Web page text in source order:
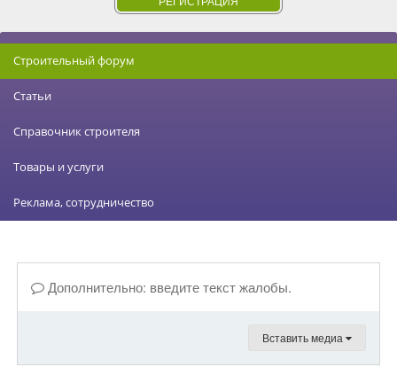
Строительный форум
Статьи
Справочник строителя
Товары и услуги
Реклама, сотрудничество
Дополнительно: введите текст жалобы.
Вставить медиа